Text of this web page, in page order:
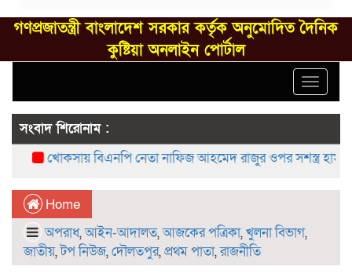
গণপ্রজাতন্ত্রী বাংলাদেশ সরকার কর্তৃক অনুমোদিত দৈনিক
কুষ্টিয়া অনলাইন পোর্টাল
Toggle
সংবাদ শিরোনাম :
খোকসায় বিএনপি নেতা নাফিজ আহমেদ রাজুর ওপর সশস্ত্র হামলা,
Home
অপরাধ,আইন-আদালত,আজকের পত্রিকা,খুলনা বিভাগ,
জাতীয়,টপ নিউজ,দৌলতপুর,প্রথম পাতা,রাজনীতি